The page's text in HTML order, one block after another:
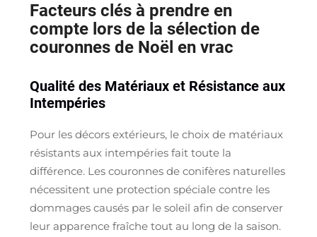
Facteurs clés à prendre en
compte lors de la sélection de
couronnes de Noël en vrac
Qualité des Matériaux et Résistance aux
Intempéries
Pour les décors extérieurs, le choix de matériaux
résistants aux intempéries fait toute la
différence. Les couronnes de conifères naturelles
nécessitent une protection spéciale contre les
dommages causés par le soleil afin de conserver
leur apparence fraîche tout au long de la saison.